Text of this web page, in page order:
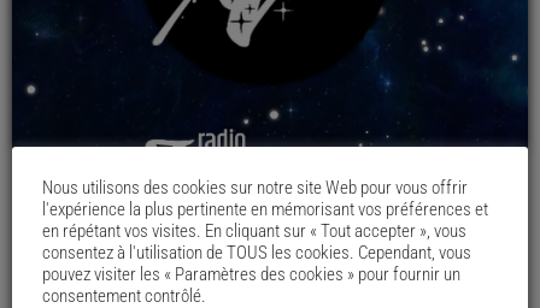
Nous utilisons des cookies sur notre site Web pour vous offrir
l'expérience la plus pertinente en mémorisant vos préférences et
en répétant vos visites. En cliquant sur « Tout accepter », vous
consentez à l'utilisation de TOUS les cookies. Cependant, vous
pouvez visiter les « Paramètres des cookies » pour fournir un
consentement contrôlé.